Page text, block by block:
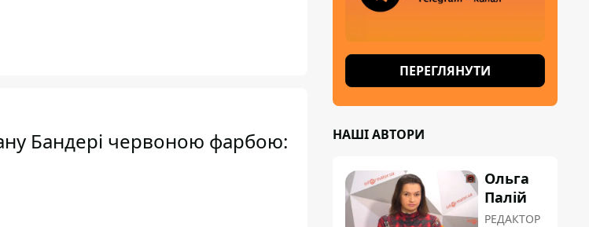
Бандері червоною фарбою:
ПЕРЕГЛЯНУТИ
НАШІ АВТОРИ
Ольга
Палій
РЕДАКТОР